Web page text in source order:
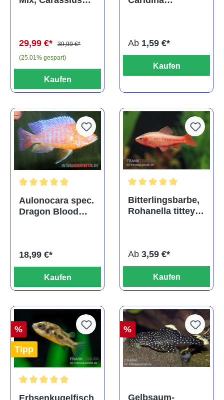
29,99 €*
39,99 €*
(25.01% gespart)
Kaufen
Ab 1,59 €*
Kaufen
Durchschnittliche Bewertung von 5 von 5 Sternen
Aulonocara spec.
Dragon Blood
18,99 €*
Kaufen
Bitterlingsbarbe,
Rohanella titteya,
Ab 3,59 €*
Kaufen
%
Tipp
Durchschnittliche Bewertung von 5 von 5 Sternen
Erbsenkugelfisch
%
Gelbsaum-